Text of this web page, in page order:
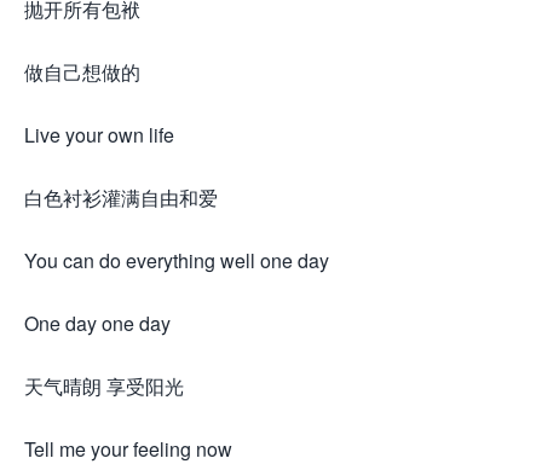
抛开所有包袱
做自己想做的
Live your own life
白色衬衫灌满自由和爱
You can do everything well one day
One day one day
天气晴朗 享受阳光
Tell me your feeling now